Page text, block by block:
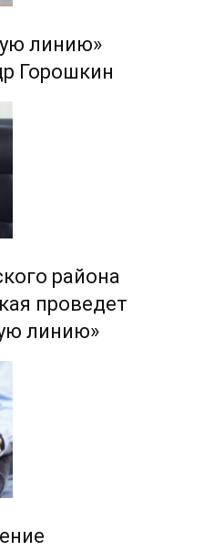
линию»
Горошкин
района
проведет
линию»